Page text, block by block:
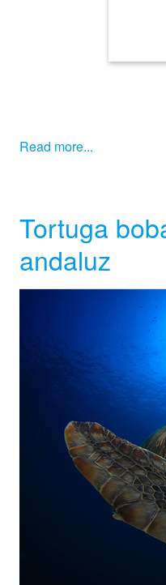
Read more...
Tortuga
andaluz